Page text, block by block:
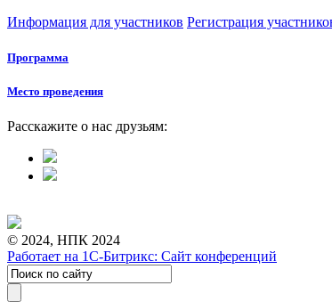
Информация для участников Регистрация
Программа
Место проведения
Расскажите о нас друзьям:
© 2024, НПК 2024
Работает на 1С-Битрикс: Сайт конференций